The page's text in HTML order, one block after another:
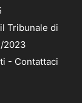
Tribunale di
2023
- Contattaci